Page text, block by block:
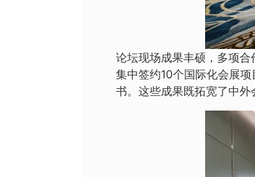
论坛现场成果丰硕，多项
集中签约10个国际化会展
书。这些成果既拓宽了中外